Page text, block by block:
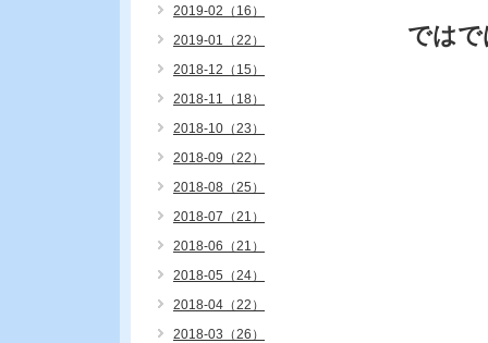
ではで
2019-02（16）
2019-01（22）
2018-12（15）
2018-11（18）
2018-10（23）
2018-09（22）
2018-08（25）
2018-07（21）
2018-06（21）
2018-05（24）
2018-04（22）
2018-03（26）